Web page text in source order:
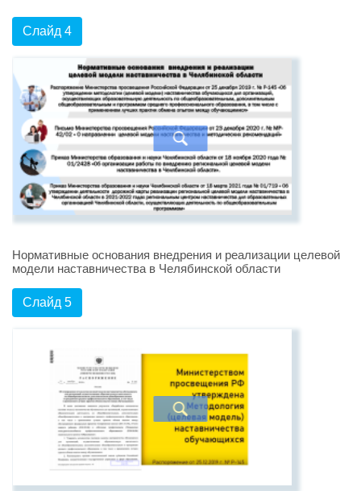
Слайд 4
Нормативные основания внедрения и реализации целевой
модели наставничества в Челябинской области
Слайд 5